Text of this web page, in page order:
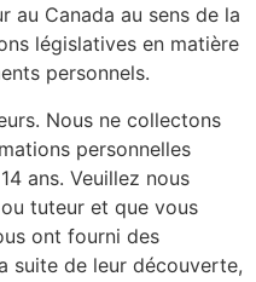
au Canada au sens de la
législatives en matière
personnels.
Nous ne collectons
personnelles
ans. Veuillez nous
tuteur et que vous
ont fourni des
suite de leur découverte,